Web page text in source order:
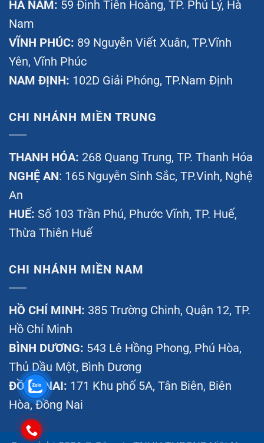
HÀ NAM: 59 Đinh Tiên Hoàng, TP. Phủ Lý, Hà
Nam
VĨNH PHÚC: 89 Nguyễn Viết Xuân, TP.Vĩnh
Yên, Vĩnh Phúc
NAM ĐỊNH: 102D Giải Phóng, TP.Nam Định
CHI NHÁNH MIỀN TRUNG
THANH HÓA: 268 Quang Trung, TP. Thanh Hóa
NGHỆ AN: 165 Nguyễn Sinh Sắc, TP.Vinh, Nghệ
An
HUẾ: Số 103 Trần Phú, Phước Vĩnh, TP. Huế,
Thừa Thiên Huế
CHI NHÁNH MIỀN NAM
HỒ CHÍ MINH: 385 Trường Chinh, Quận 12, TP.
Hồ Chí Minh
BÌNH DƯƠNG: 543 Lê Hồng Phong, Phú Hòa,
Thủ Dầu Một, Bình Dương
ĐỒNG NAI: 171 Khu phố 5A, Tân Biên, Biên
Hòa, Đồng Nai